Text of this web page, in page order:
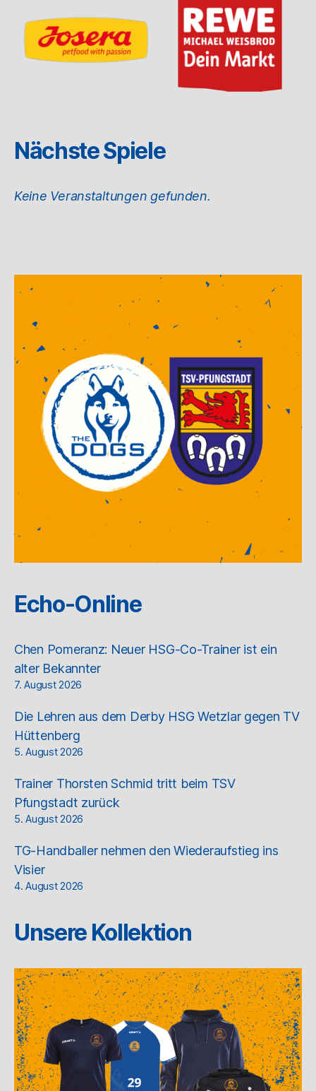
Nächste Spiele
Keine Veranstaltungen gefunden.
Echo-Online
Chen Pomeranz: Neuer HSG-Co-Trainer ist ein
alter Bekannter
7. August 2026
Die Lehren aus dem Derby HSG Wetzlar gegen TV
Hüttenberg
5. August 2026
Trainer Thorsten Schmid tritt beim TSV
Pfungstadt zurück
5. August 2026
TG-Handballer nehmen den Wiederaufstieg ins
Visier
4. August 2026
Unsere Kollektion